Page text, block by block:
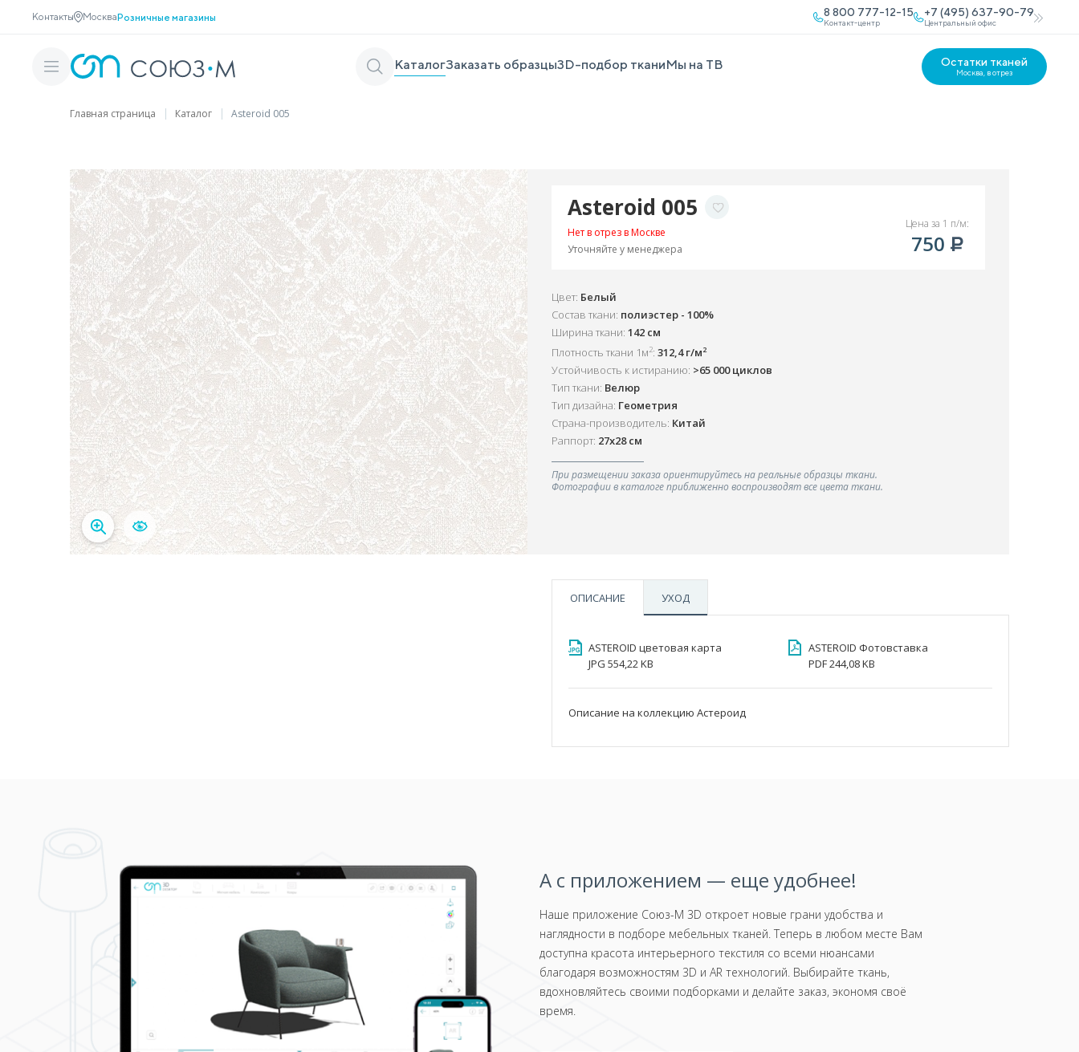
Контакты МоскваРозничные магазины 8 800 777-12-15
Контакт-центр
+7 (495) 637-90-79
Центральный офис
КаталогЗаказать образцы3D-подбор тканиМы на ТВ Остатки тканей
Москва, в отрез
Главная страница Каталог Asteroid 005
Asteroid 005
Нет в отрез в Москве
Уточняйте у менеджера
Цена за 1 п/м:
750
Цвет: Белый
Состав ткани: полиэстер - 100%
Ширина ткани: 142 см
Плотность ткани 1м2: 312,4 г/м2
Устойчивость к истиранию: >65 000 циклов
Тип ткани: Велюр
Тип дизайна: Геометрия
Страна-производитель: Китай
Раппорт: 27x28 см
При размещении заказа ориентируйтесь на реальные образцы ткани.
Фотографии в каталоге приближенно воспроизводят все цвета ткани.
ОПИСАНИЕ УХОД
ASTEROID цветовая карта
JPG 554,22 KB
ASTEROID Фотовставка
PDF 244,08 KB
Описание на коллекцию Астероид
А с приложением — еще удобнее!
Наше приложение Союз-М 3D откроет новые грани удобства и
наглядности в подборе мебельных тканей. Теперь в любом месте Вам
доступна красота интерьерного текстиля со всеми нюансами
благодаря возможностям 3D и AR технологий. Выбирайте ткань,
вдохновляйтесь своими подборками и делайте заказ, экономя своё
время.